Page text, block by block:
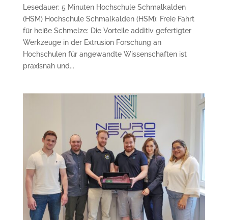
Lesedauer: 5 Minuten Hochschule Schmalkalden
(HSM) Hochschule Schmalkalden (HSM): Freie Fahrt
für heiße Schmelze: Die Vorteile additiv gefertigter
Werkzeuge in der Extrusion Forschung an
Hochschulen für angewandte Wissenschaften ist
praxisnah und...